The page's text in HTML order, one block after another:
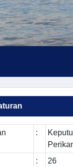
:
:
26